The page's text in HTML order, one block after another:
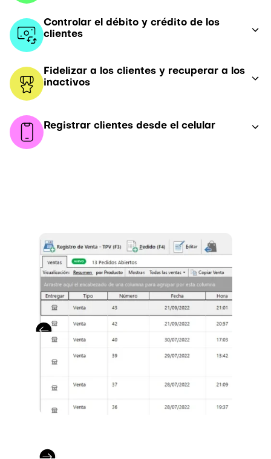
Controlar el débito y crédito de los
clientes
Fidelizar a los clientes y recuperar a los
inactivos
Registrar clientes desde el celular